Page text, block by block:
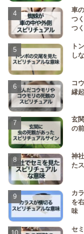
車
つ
つ
ト
し
コ
縁
玄
の
神
た
カ
を
味
セ